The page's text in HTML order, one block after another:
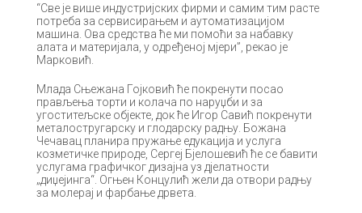
“Све је више индустријских фирми и самим тим расте
потреба за сервисирањем и аутоматизацијом
машина. Ова средства ће ми помоћи за набавку
алата и материјала, у одређеној мјери”, рекао је
Марковић.
Млада Сњежана Гојковић ће покренути посао
прављења торти и колача по наруџби и за
угоститељске објекте, док ће Игор Савић покренути
металостругарску и глодарску радњу. Божана
Чечавац планира пружање едукација и услуга
козметичке природе, Сергеј Бјелошевић ће се бавити
услугама графичког дизајна уз дјелатности
„диџејинга“. Огњен Концулић жели да отвори радњу
за молерај и фарбање дрвета.